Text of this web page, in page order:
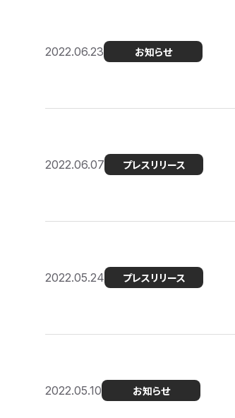
2022.06.23 お知らせ
2022.06.07 プレスリリース
2022.05.24 プレスリリース
2022.05.10 お知らせ